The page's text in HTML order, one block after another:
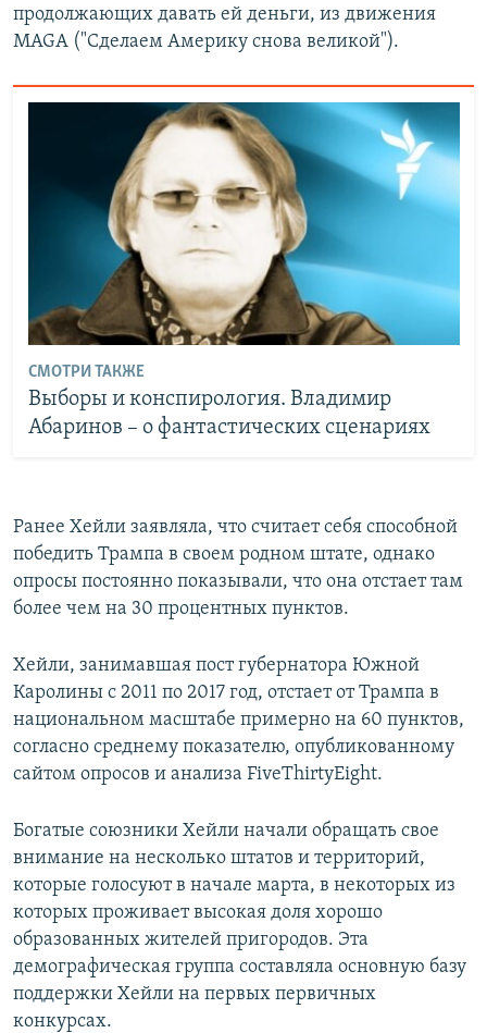
продолжающих давать ей деньги, из движения
MAGA ("Сделаем Америку снова великой").
СМОТРИ ТАКЖЕ
Выборы и конспирология. Владимир
Абаринов – о фантастических сценариях
Ранее Хейли заявляла, что считает себя способной
победить Трампа в своем родном штате, однако
опросы постоянно показывали, что она отстает там
более чем на 30 процентных пунктов.
Хейли, занимавшая пост губернатора Южной
Каролины с 2011 по 2017 год, отстает от Трампа в
национальном масштабе примерно на 60 пунктов,
согласно среднему показателю, опубликованному
сайтом опросов и анализа FiveThirtyEight.
Богатые союзники Хейли начали обращать свое
внимание на несколько штатов и территорий,
которые голосуют в начале марта, в некоторых из
которых проживает высокая доля хорошо
образованных жителей пригородов. Эта
демографическая группа составляла основную базу
поддержки Хейли на первых первичных
конкурсах.